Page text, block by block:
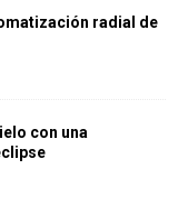
radial de
con una